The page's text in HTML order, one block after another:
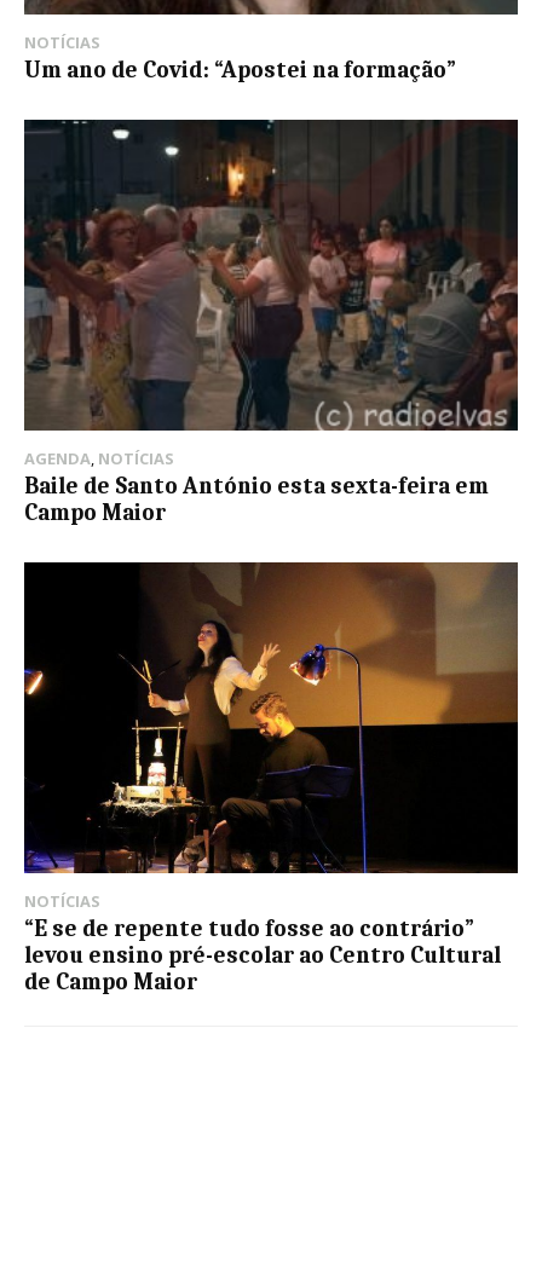
NOTÍCIAS
Um ano de Covid: “Apostei na formação”
AGENDA, NOTÍCIAS
Baile de Santo António esta sexta-feira em
Campo Maior
NOTÍCIAS
“E se de repente tudo fosse ao contrário”
levou ensino pré-escolar ao Centro Cultural
de Campo Maior